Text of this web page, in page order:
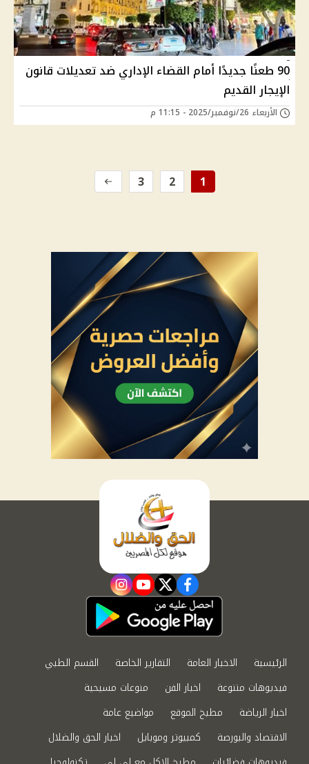
90 طعنًا جديدًا أمام القضاء الإداري ضد تعديلات قانون
الإيجار القديم
الأربعاء 26/نوفمبر/2025 - 11:15 م
1
2
3
facebook
twitter
youtube
instagram
الرئيسية الاخبار العامة التقارير الخاصة
القسم الطبي
فيديوهات متنوعة
اخبار الفن
منوعات مسيحية
اخبار الرياضة
مطبخ الموقع
مواضيع عامة
الاقتصاد والبورصة
كمبيوتر وموبايل
اخبار الحق والضلال